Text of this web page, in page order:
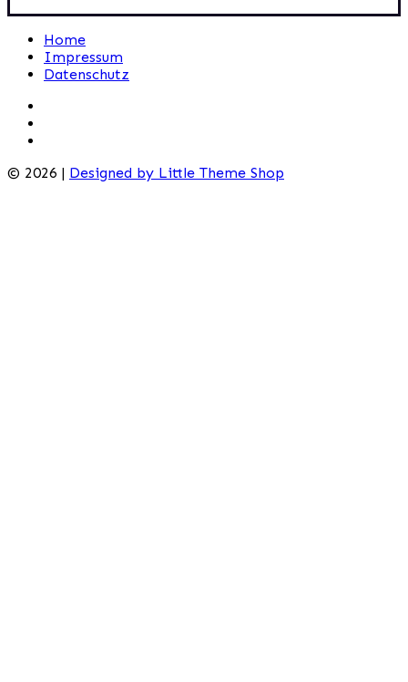
Home
Impressum
Datenschutz
© 2026 | Designed by Little Theme Shop